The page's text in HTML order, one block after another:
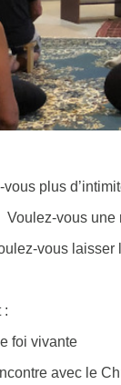
vous plus
Voulez-vous une
vous laisser
:
foi vivante
avec le